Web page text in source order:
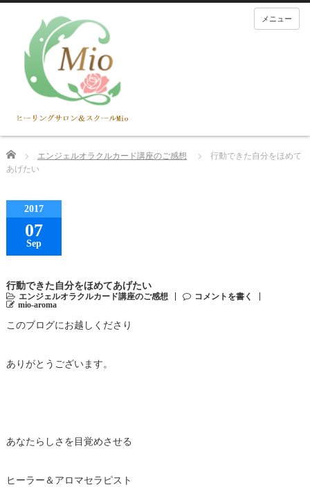
メニュー
Home エンジェルオラクルカード講座のご感想
行動できた自分をほめて
あげたい
2017
07
Sep
行動できた自分をほめてあげたい
エンジェルオラクルカード講座のご感想
コメントを書く
mio-aroma
このブログにお越しくださり
ありがとうございます。
あなたらしさを目覚めさせる
ヒーラー＆アロマセラピスト